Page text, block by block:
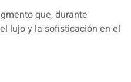
que, durante
lujo y la sofisticación en el